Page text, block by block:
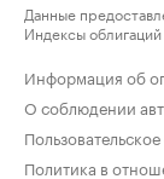
Данные
Индексы
Информация об
О соблюдении
Политика в